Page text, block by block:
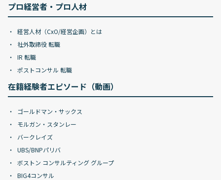
プロ経営者・プロ人材
経営人材（CxO/経営企画）とは
社外取締役 転職
IR 転職
ポストコンサル 転職
在籍経験者エピソード（動画）
ゴールドマン・サックス
モルガン・スタンレー
バークレイズ
UBS/BNPパリバ
ボストン コンサルティング グループ
BIG4コンサル